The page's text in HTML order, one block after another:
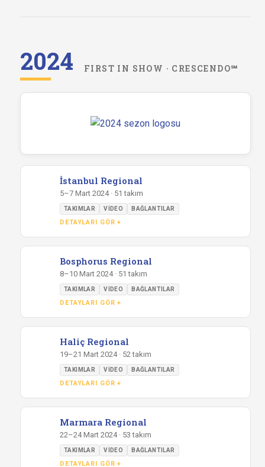
2024 FIRST IN SHOW · CRESCENDO℠
İstanbul Regional
5–7 Mart 2024 · 51 takım
TAKIMLAR VIDEO BAĞLANTILAR
DETAYLARI GÖR +
Bosphorus Regional
8–10 Mart 2024 · 51 takım
TAKIMLAR VIDEO BAĞLANTILAR
DETAYLARI GÖR +
Haliç Regional
19–21 Mart 2024 · 52 takım
TAKIMLAR VIDEO BAĞLANTILAR
DETAYLARI GÖR +
Marmara Regional
22–24 Mart 2024 · 53 takım
TAKIMLAR VIDEO BAĞLANTILAR
DETAYLARI GÖR +